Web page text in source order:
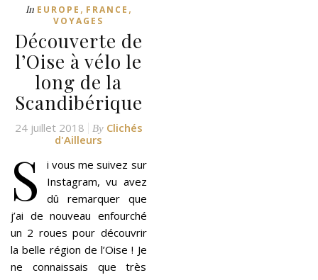
In EUROPE , FRANCE ,
VOYAGES
Découverte de
l’Oise à vélo le
long de la
Scandibérique
24 juillet 2018 By Clichés
d'Ailleurs
S
i vous me suivez sur
Instagram, vu avez
dû remarquer que
j’ai de nouveau enfourché
un 2 roues pour découvrir
la belle région de l’Oise ! Je
ne connaissais que très